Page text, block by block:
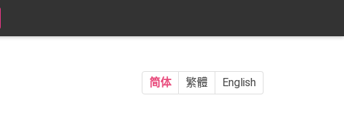
简体 繁體 English